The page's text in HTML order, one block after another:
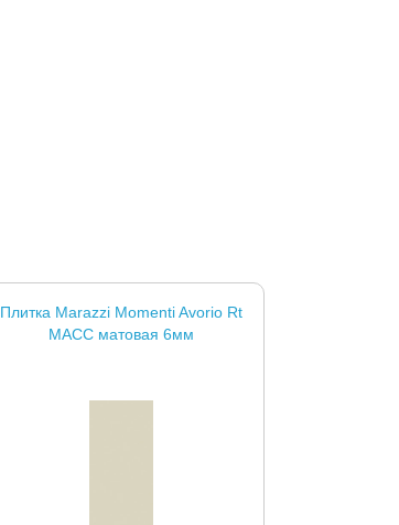
Плитка Marazzi Momenti Avorio Rt
MACC матовая 6мм